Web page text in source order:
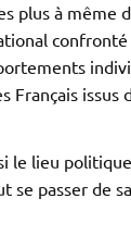
plus à même
confronté
Français issus
le lieu
se passer de